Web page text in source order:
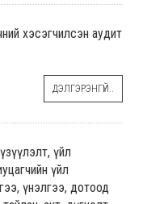
хэсэгчилсэн аудит
ДЭЛГЭРЭНГҮЙ..
үйл
үйл
үнэлгээ, дотоод